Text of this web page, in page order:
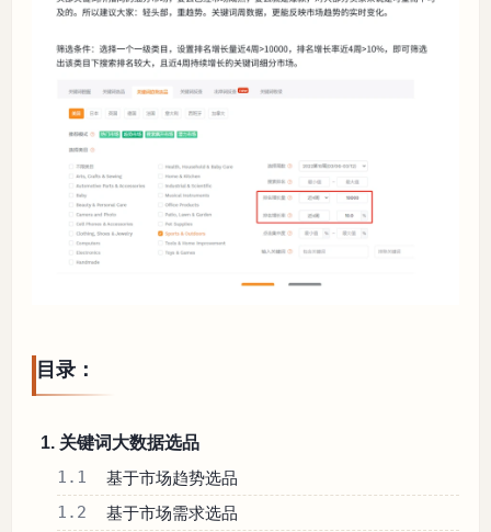
目录：
1. 关键词大数据选品
1.1 基于市场趋势选品
1.2 基于市场需求选品